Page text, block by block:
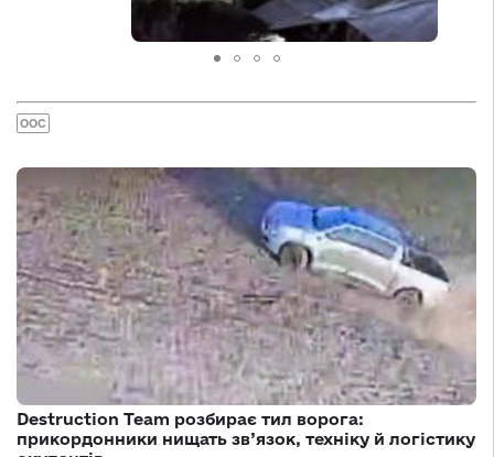
ООС
Destruction Team розбирає тил ворога:
прикордонники нищать зв’язок, техніку й логістику